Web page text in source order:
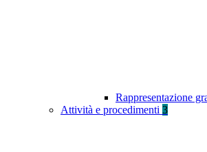
Rappresentazione
Attività e procedimenti 3